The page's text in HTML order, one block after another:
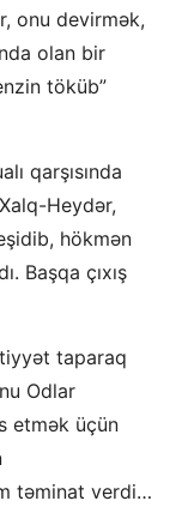
onu devirmək,
olan bir
töküb”
qarşısında
Heydər,
hökmən
Başqa çıxış
taparaq
Odlar
etmək üçün
təminat verdi…